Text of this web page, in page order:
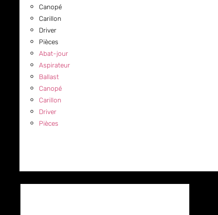
Canopé
Carillon
Driver
Pièces
Abat-jour
Aspirateur
Ballast
Canopé
Carillon
Driver
Pièces